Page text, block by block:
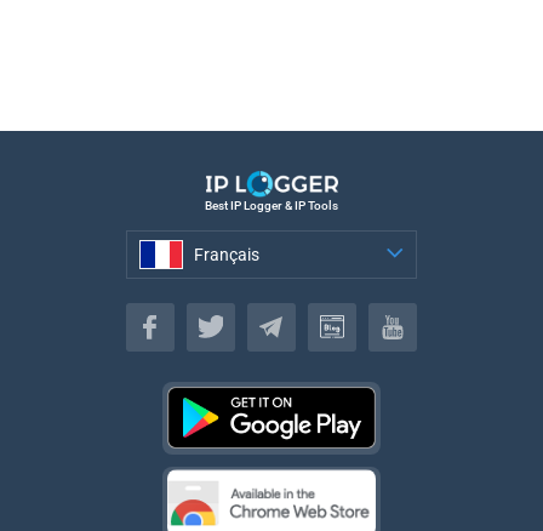
Best IP Logger & IP Tools
Français
Français